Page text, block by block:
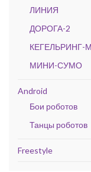
ЛИНИЯ
ДОРОГА-2
КЕГЕЛЬРИНГ-
МИНИ-СУМО
Android
Бои роботов
Танцы роботов
Freestyle